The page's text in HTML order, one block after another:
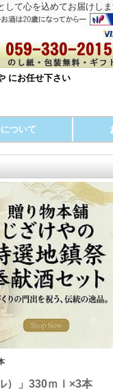
して心を込めてお届けし
にお任せ下さい
ついて
）」330ｍｌ×3本